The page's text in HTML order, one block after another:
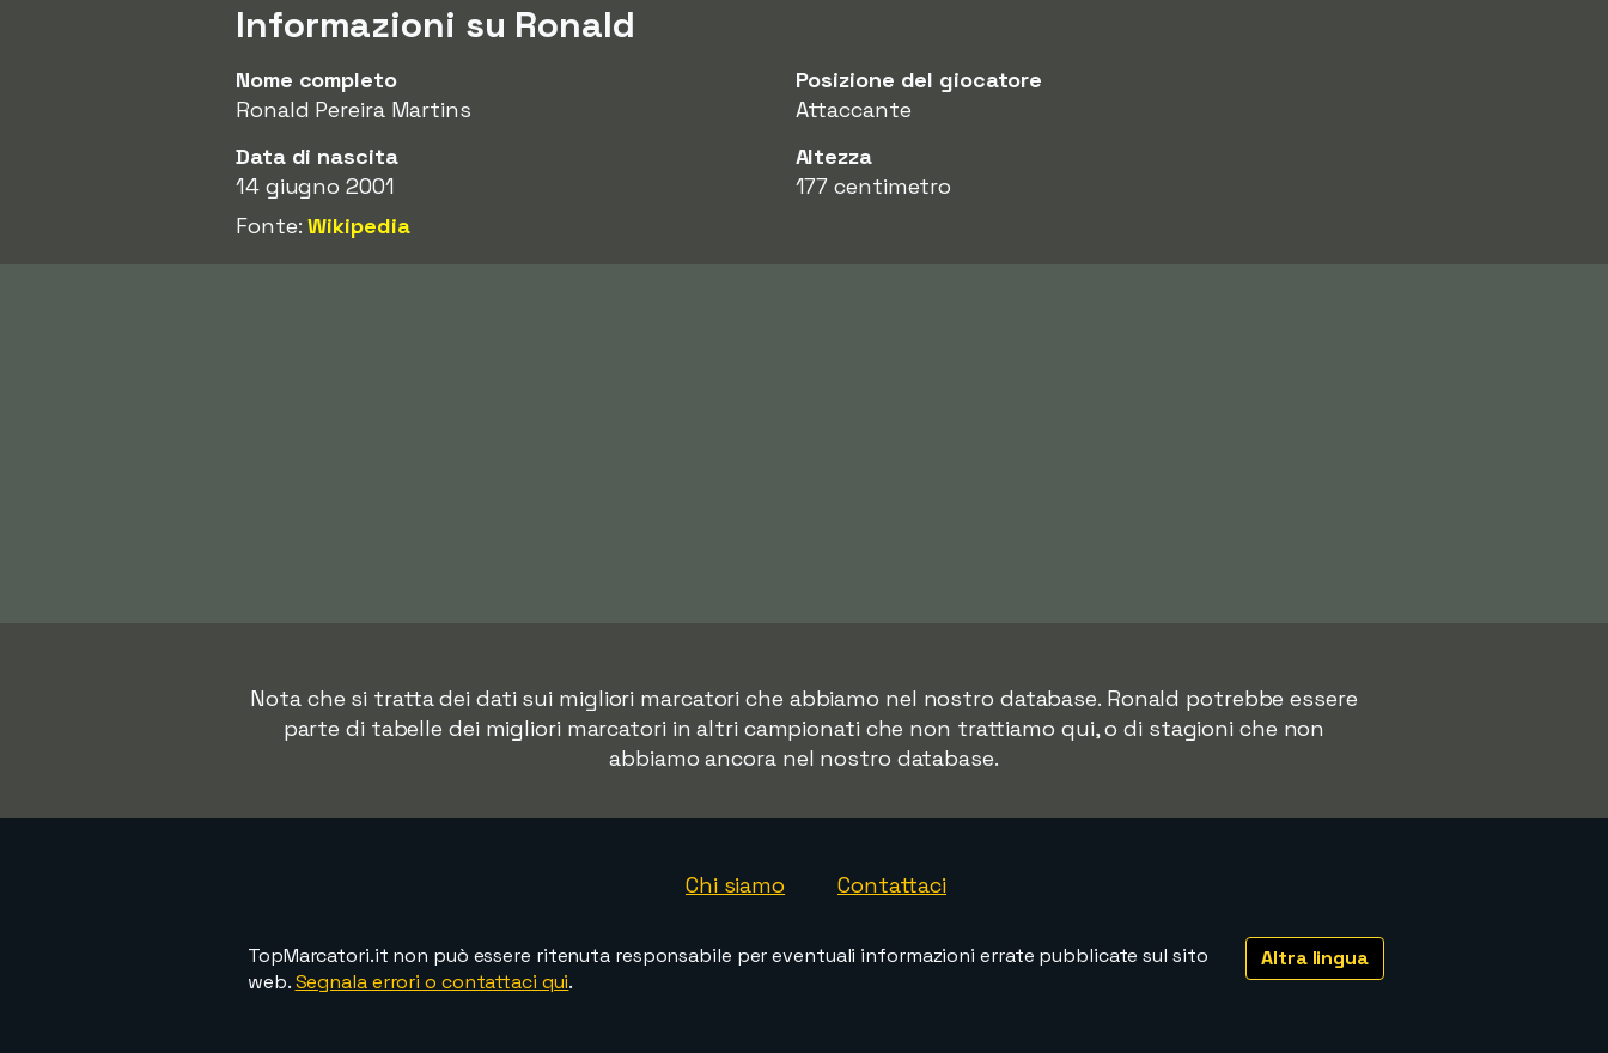
Informazioni su Ronald
Nome completo
Ronald Pereira Martins
Posizione del giocatore
Attaccante
Data di nascita
14 giugno 2001
Altezza
177 centimetro
Fonte:Wikipedia
Nota che si tratta dei dati sui migliori marcatori che abbiamo nel nostro database. Ronald potrebbe essere
parte di tabelle dei migliori marcatori in altri campionati che non trattiamo qui, o di stagioni che non
abbiamo ancora nel nostro database.
Chi siamo Contattaci
Altra lingua
TopMarcatori.it non può essere ritenuta responsabile per eventuali informazioni errate pubblicate sul sito
web.Segnala errori o contattaci qui.